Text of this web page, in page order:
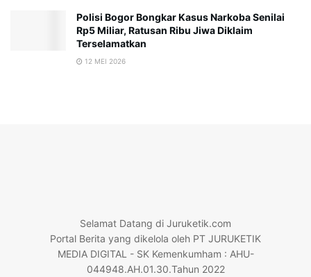
Polisi Bogor Bongkar Kasus Narkoba Senilai
Rp5 Miliar, Ratusan Ribu Jiwa Diklaim
Terselamatkan
12 MEI 2026
Selamat Datang di Juruketik.com
Portal Berita yang dikelola oleh PT JURUKETIK
MEDIA DIGITAL - SK Kemenkumham : AHU-
044948.AH.01.30.Tahun 2022